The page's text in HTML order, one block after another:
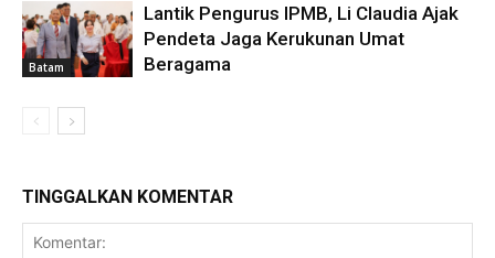
Batam
Lantik Pengurus IPMB, Li Claudia Ajak
Pendeta Jaga Kerukunan Umat
Beragama
TINGGALKAN KOMENTAR